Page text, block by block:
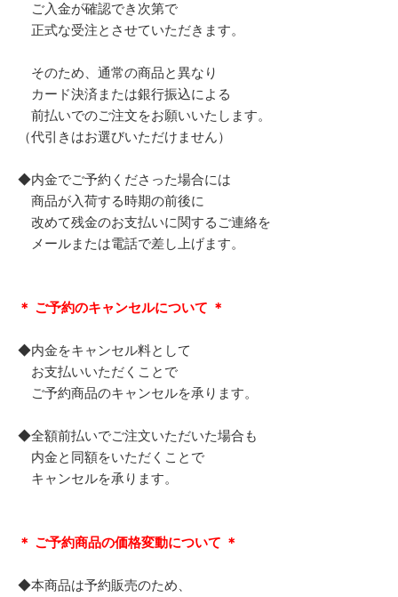
ご入金が確認でき次第で
正式な受注とさせていただきます。
そのため、通常の商品と異なり
カード決済または銀行振込による
前払いでのご注文をお願いいたします。
（代引きはお選びいただけません）
◆内金でご予約くださった場合には
商品が入荷する時期の前後に
改めて残金のお支払いに関するご連絡を
メールまたは電話で差し上げます。
＊ ご予約のキャンセルについて ＊
◆内金をキャンセル料として
お支払いいただくことで
ご予約商品のキャンセルを承ります。
◆全額前払いでご注文いただいた場合も
内金と同額をいただくことで
キャンセルを承ります。
＊ ご予約商品の価格変動について ＊
◆本商品は予約販売のため、